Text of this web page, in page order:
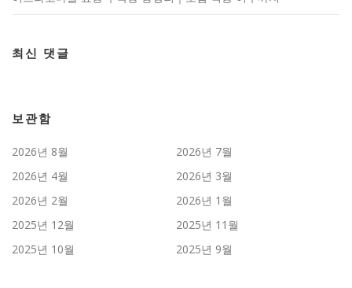
최신 댓글
보관함
2026년 8월
2026년 7월
2026년 4월
2026년 3월
2026년 2월
2026년 1월
2025년 12월
2025년 11월
2025년 10월
2025년 9월